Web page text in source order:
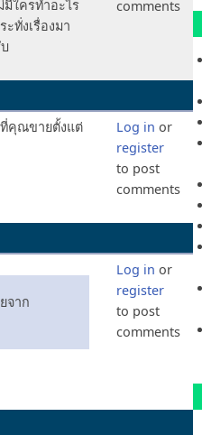
ใครทำอะไร
ทั่งเรื่องมา
comments
คุณขายตั้งแต่
Log in or
register
to post
comments
จาก
Log in or
register
to post
comments